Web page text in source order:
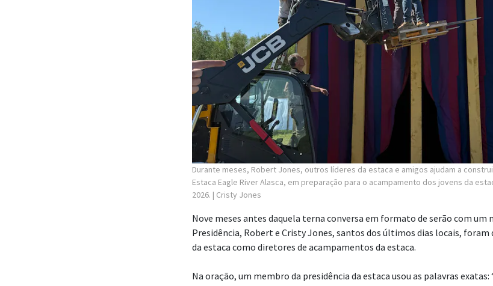
Durante meses, Robert Jones, outros líderes da estaca e amigos ajudam a
Estaca Eagle River Alasca, em preparação para o acampamento dos jovens da
2026. | Cristy Jones
Nove meses antes daquela terna conversa em formato de serão com um
Presidência, Robert e Cristy Jones, santos dos últimos dias locais, foram
da estaca como diretores de acampamentos da estaca.
Na oração, um membro da presidência da estaca usou as palavras exatas: